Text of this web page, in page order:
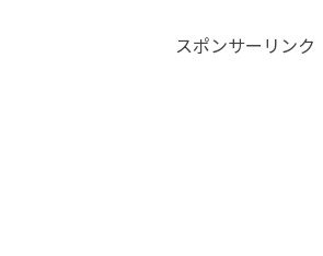
スポンサーリンク